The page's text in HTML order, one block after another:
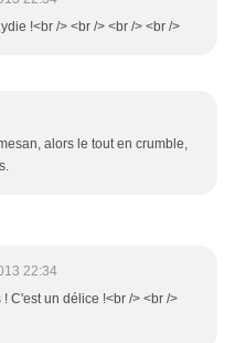
!<br /> <br /> <br /> <br />
alors le tout en crumble,
22:34
C'est un délice !<br /> <br />